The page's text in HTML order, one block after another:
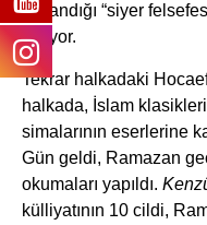
kullandığı “siyer
yatıyor.
Tekrar halkadaki
halkada, İslam
simalarının eserlerine
Gün geldi, Ramazan
okumaları yapıldı.
külliyatının 10 cildi,